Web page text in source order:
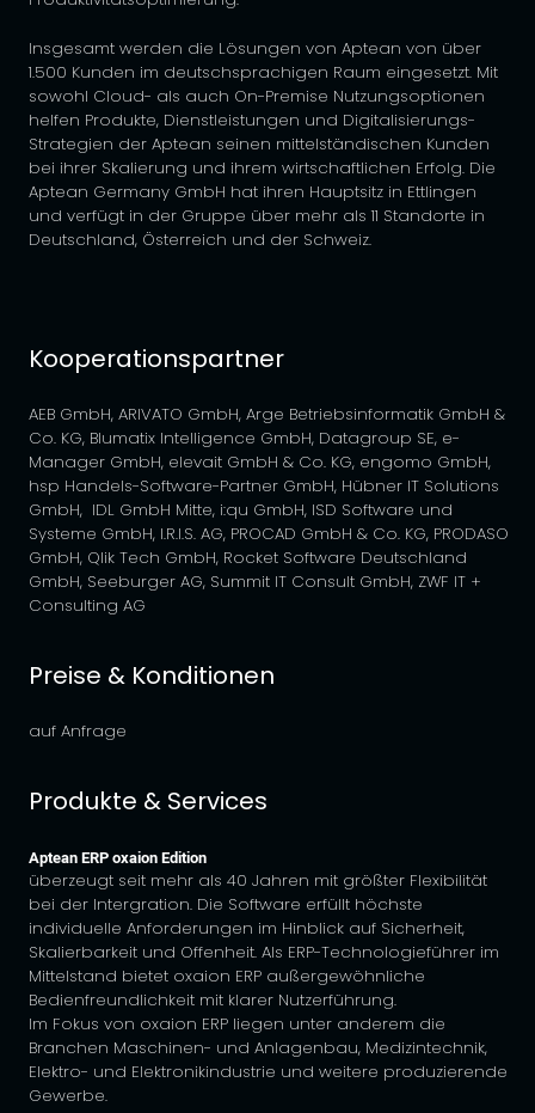
Insgesamt werden die Lösungen von Aptean von über
1.500 Kunden im deutschsprachigen Raum eingesetzt. Mit
sowohl Cloud- als auch On-Premise Nutzungsoptionen
helfen Produkte, Dienstleistungen und Digitalisierungs-
Strategien der Aptean seinen mittelständischen Kunden
bei ihrer Skalierung und ihrem wirtschaftlichen Erfolg. Die
Aptean Germany GmbH hat ihren Hauptsitz in Ettlingen
und verfügt in der Gruppe über mehr als 11 Standorte in
Deutschland, Österreich und der Schweiz.
Kooperationspartner
AEB GmbH, ARIVATO GmbH, Arge Betriebsinformatik GmbH &
Co. KG, Blumatix Intelligence GmbH, Datagroup SE, e-
Manager GmbH, elevait GmbH & Co. KG, engomo GmbH,
hsp Handels-Software-Partner GmbH, Hübner IT Solutions
GmbH, IDL GmbH Mitte, i:qu GmbH, ISD Software und
Systeme GmbH, I.R.I.S. AG, PROCAD GmbH & Co. KG, PRODASO
GmbH, Qlik Tech GmbH, Rocket Software Deutschland
GmbH, Seeburger AG, Summit IT Consult GmbH, ZWF IT +
Consulting AG
Preise & Konditionen
auf Anfrage
Produkte & Services
Aptean ERP oxaion Edition
überzeugt seit mehr als 40 Jahren mit größter Flexibilität
bei der Intergration. Die Software erfüllt höchste
individuelle Anforderungen im Hinblick auf Sicherheit,
Skalierbarkeit und Offenheit. Als ERP-Technologieführer im
Mittelstand bietet oxaion ERP außergewöhnliche
Bedienfreundlichkeit mit klarer Nutzerführung.
Im Fokus von oxaion ERP liegen unter anderem die
Branchen Maschinen- und Anlagenbau, Medizintechnik,
Elektro- und Elektronikindustrie und weitere produzierende
Gewerbe.